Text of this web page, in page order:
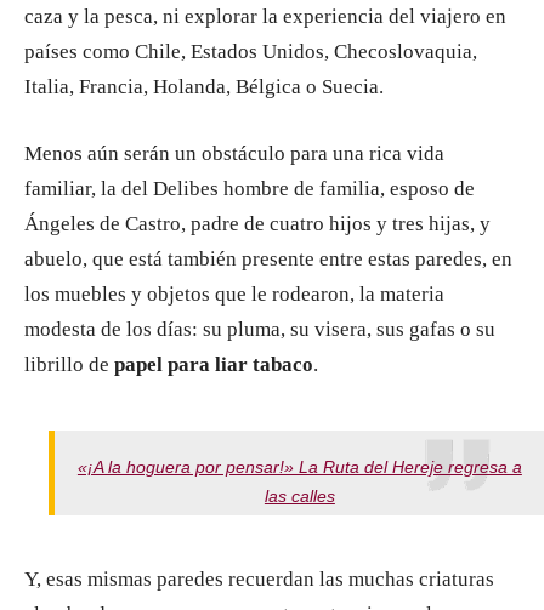
caza y la pesca, ni explorar la experiencia del viajero en
países como Chile, Estados Unidos, Checoslovaquia,
Italia, Francia, Holanda, Bélgica o Suecia.
Menos aún serán un obstáculo para una rica vida
familiar, la del Delibes hombre de familia, esposo de
Ángeles de Castro, padre de cuatro hijos y tres hijas, y
abuelo, que está también presente entre estas paredes, en
los muebles y objetos que le rodearon, la materia
modesta de los días: su pluma, su visera, sus gafas o su
librillo de papel para liar tabaco.
«¡A la hoguera por pensar!» La Ruta del Hereje regresa a
las calles
Y, esas mismas paredes recuerdan las muchas criaturas